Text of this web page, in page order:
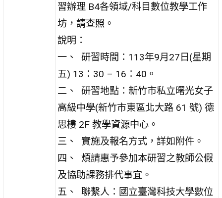
習辦理 B4各領域/科目數位教學工作
坊，請查照。
說明：
一、 研習時間：113年9月27日(星期
五) 13：30 – 16：40。
二、 研習地點：新竹市私立曙光女子
高級中學(新竹市東區北大路 61 號) 德
思樓 2F 教學資源中心。
三、 實施及報名方式，詳如附件。
四、 煩請惠予參加本研習之教師公假
及協助課務排代事宜。
五、 聯繫人：國立臺灣科技大學數位